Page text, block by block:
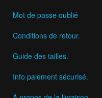
Mot de passe oublié
Conditions de retour.
Guide des tailles.
Info paiement sécurisé.